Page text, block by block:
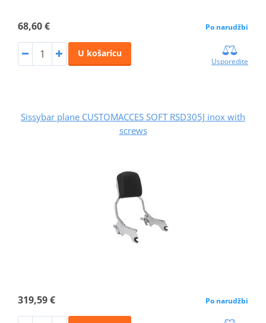
68,60 € Po narudžbi
U košaricu
Usporedite
Sissybar plane CUSTOMACCES SOFT RSD305J inox with
screws
319,59 € Po narudžbi